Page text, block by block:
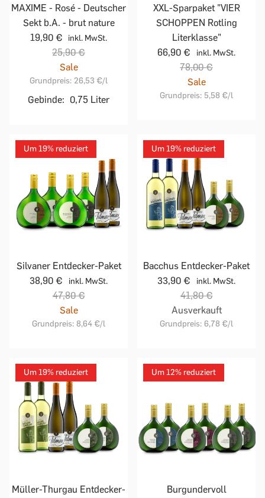
MAXIME - Rosé - Deutscher
Sekt b.A. - brut nature
19,90 €
inkl. MwSt.
25,90 €
Sale
Grundpreis: 26,53 €/l
Gebinde: 0,75 Liter
XXL-Sparpaket "VIER
SCHOPPEN Rotling
Literklasse"
66,90 €
inkl. MwSt.
78,00 €
Sale
Grundpreis: 5,58 €/l
Um 19% reduziert
Silvaner Entdecker-Paket
38,90 €
inkl. MwSt.
47,80 €
Sale
Grundpreis: 8,64 €/l
Um 19% reduziert
Bacchus Entdecker-Paket
33,90 €
inkl. MwSt.
41,80 €
Ausverkauft
Grundpreis: 6,78 €/l
Um 19% reduziert
Müller-Thurgau Entdecker-
Um 12% reduziert
Burgundervoll